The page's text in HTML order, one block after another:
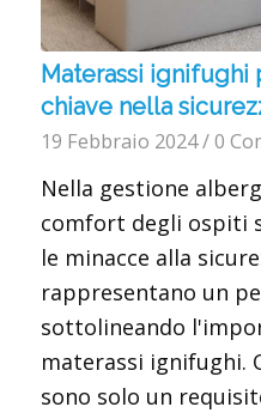
Materassi
chiave nella
19 Febbraio 2024 / 0
Nella gestione
comfort degli ospiti
le minacce alla
rappresentano un
sottolineando
materassi ignifughi.
sono solo un